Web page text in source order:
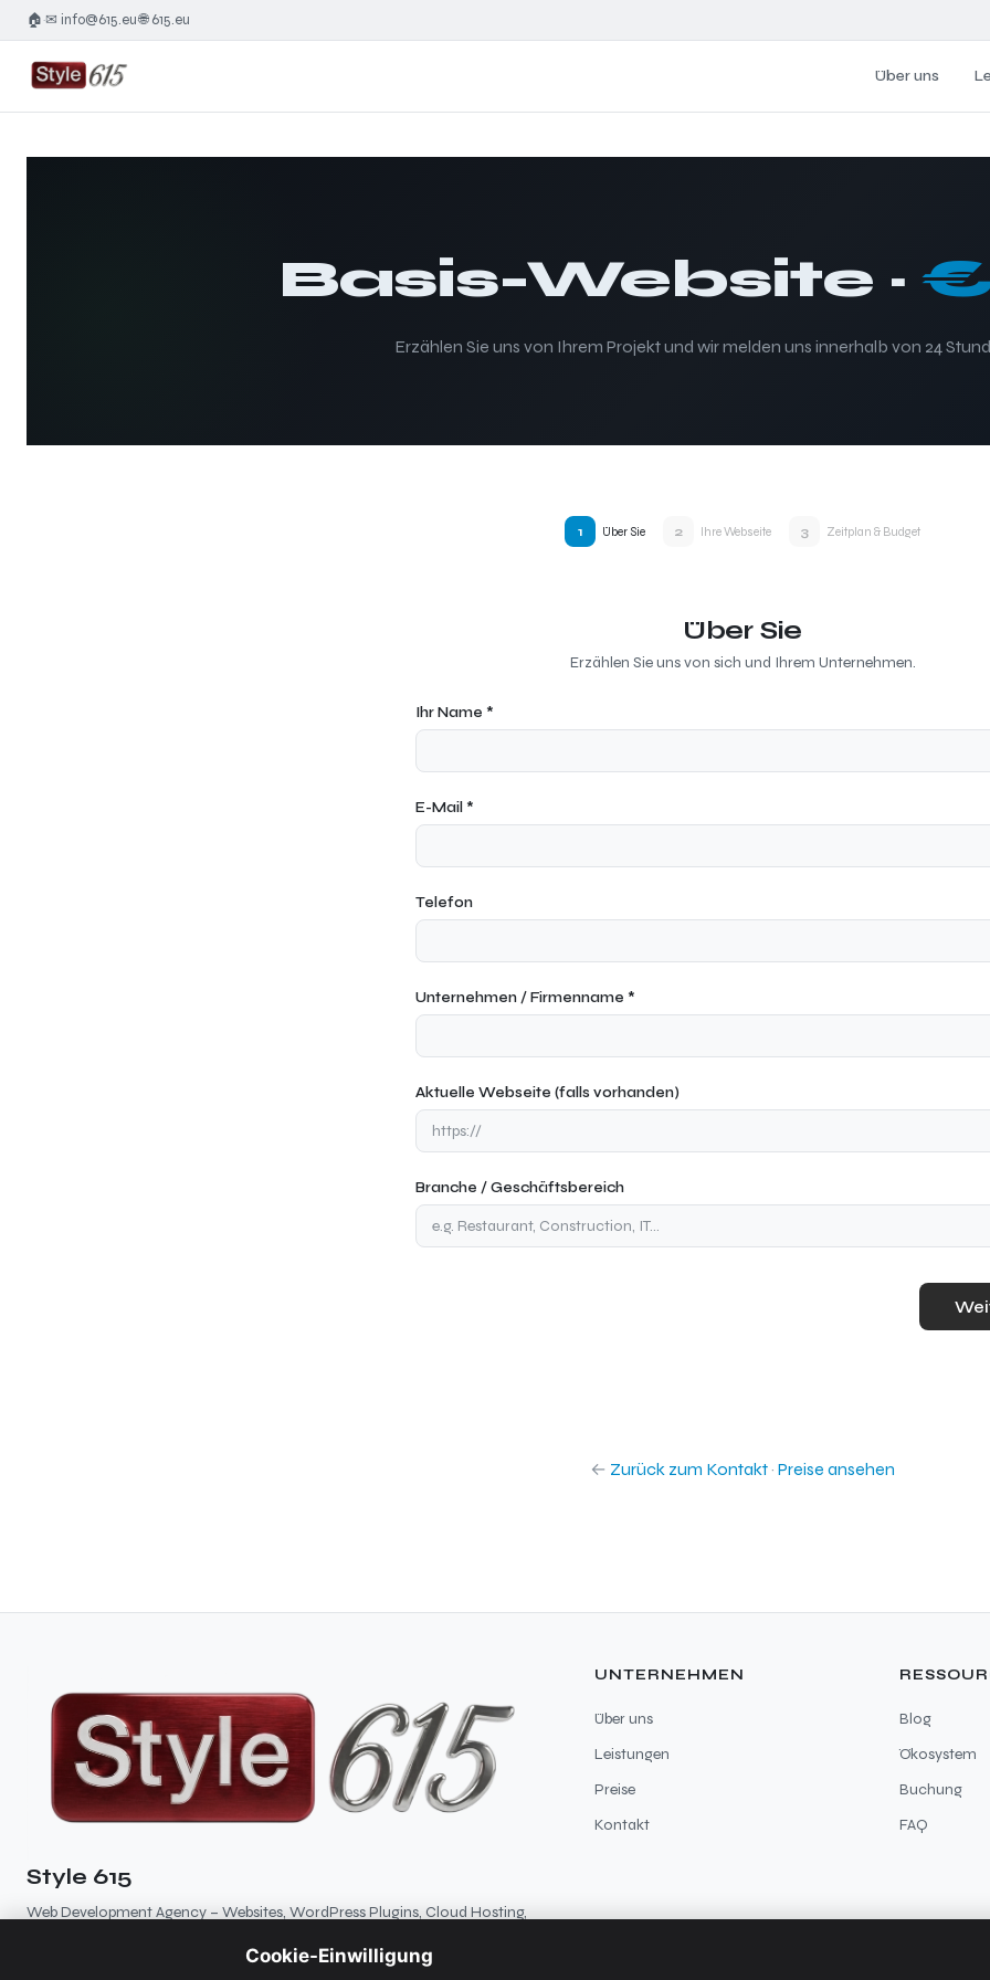
🏠·✉ info@615.eu·🌐 615.eu
Über uns
Basis-Website ·
Erzählen Sie uns von Ihrem Projekt und wir melden uns innerhalb von 24
1 Über Sie 2 Ihre Webseite 3 Zeitplan & Budget
Über Sie
Erzählen Sie uns von sich und Ihrem Unternehmen.
Ihr Name *
E-Mail *
Telefon
Unternehmen / Firmenname *
Aktuelle Webseite (falls vorhanden)
Branche / Geschäftsbereich
← Zurück zum Kontakt· Preise ansehen
Style 615
Web Development Agency – Websites, WordPress Plugins, Cloud Hosting,
UNTERNEHMEN
Über uns
Leistungen
Preise
Kontakt
Blog
Ökosystem
Buchung
FAQ
Cookie-Einwilligung